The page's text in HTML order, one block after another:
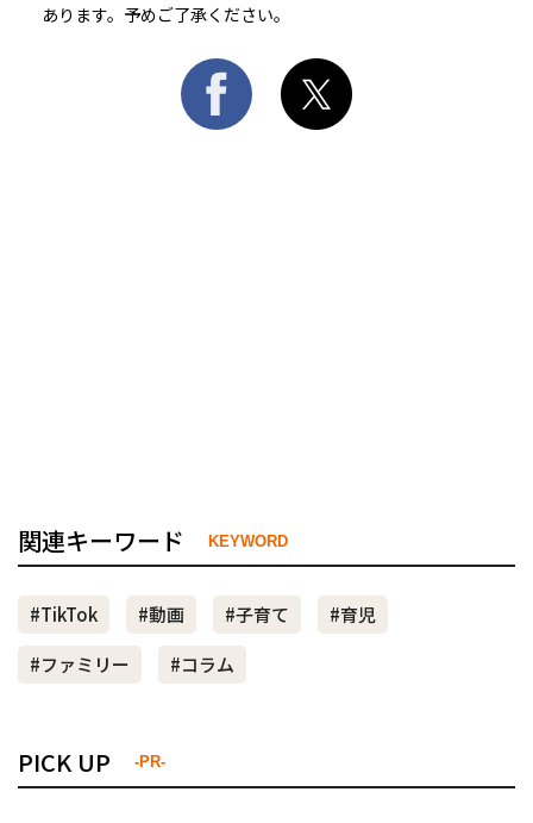
あります。予めご了承ください。
関連キーワード KEYWORD
#TikTok #動画 #子育て
#育児
#ファミリー
#コラム
PICK UP -PR-